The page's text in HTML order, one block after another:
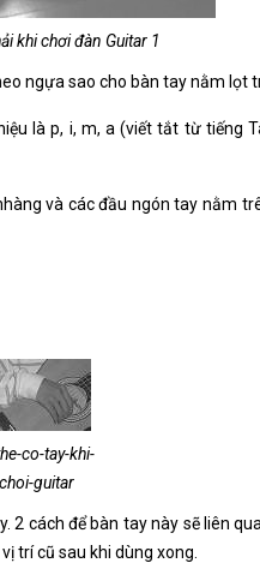
khi chơi đàn Guitar 1
ngựa sao cho bàn tay nằm lọt
là p, i, m, a (viết tắt từ tiếng
và các đầu ngón tay nằm
co-tay-khi-
choi-guitar
cách để bàn tay này sẽ liên
trí cũ sau khi dùng xong.